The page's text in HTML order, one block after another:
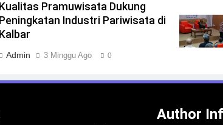
Kualitas Pramuwisata Dukung
Peningkatan Industri Pariwisata di
Kalbar
Admin 3 Minggu Ago 0
Author